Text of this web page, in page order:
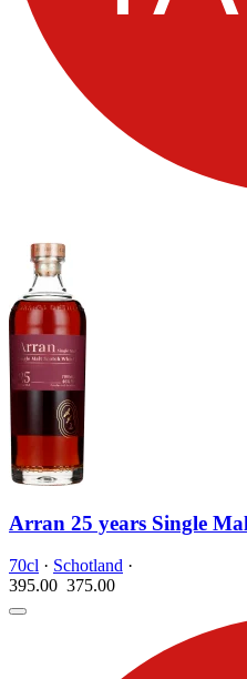
Arran 25 years Single
70cl · Schotland ·
395.00 375.00